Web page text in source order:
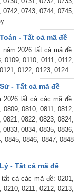
0743, 0744, 0745,
- Tất cả mã đề
năm 2026 tất cả mã đề:
0110, 0111, 0112,
0122, 0123, 0124.
- Tất cả mã đề
2026 tất cả các mã đề:
0810, 0811, 0812,
0822, 0823, 0824,
0834, 0835, 0836,
0845, 0846, 0847, 0848
- Tất cả mã đề
cả các mã đề: 0201,
0211, 0212, 0213,